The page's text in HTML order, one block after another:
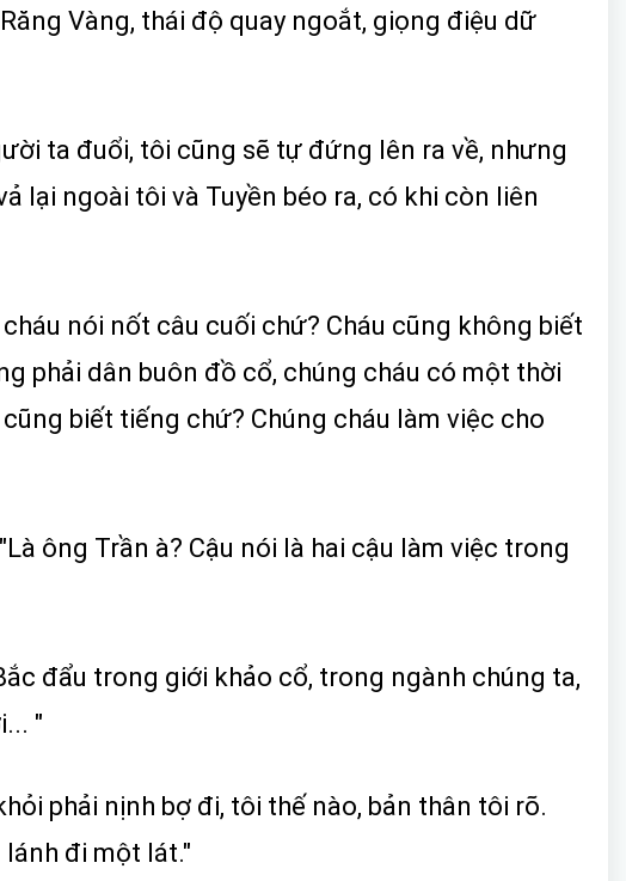
Vàng, thái độ quay ngoắt, giọng điệu dữ
ta đuổi, tôi cũng sẽ tự đứng lên ra về, nhưng
lại ngoài tôi và Tuyền béo ra, có khi còn liên
nói nốt câu cuối chứ? Cháu cũng không biết
phải dân buôn đồ cổ, chúng cháu có một thời
biết tiếng chứ? Chúng cháu làm việc cho
ông Trần à? Cậu nói là hai cậu làm việc trong
đẩu trong giới khảo cổ, trong ngành chúng ta,
"
phải nịnh bợ đi, tôi thế nào, bản thân tôi rõ.
đi một lát."